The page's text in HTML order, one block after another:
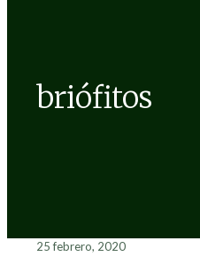
briófitos
25 febrero, 2020